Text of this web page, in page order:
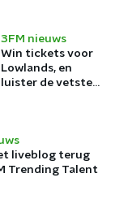
3FM nieuws
Win tickets voor
Lowlands, en
luister de vetste
liveblog terug
Trending Talent